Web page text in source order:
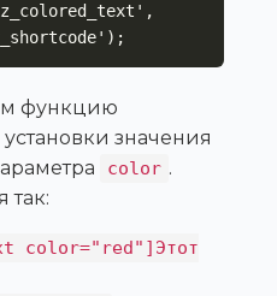
функцию
значения
color .
так:
color="red"]Этот